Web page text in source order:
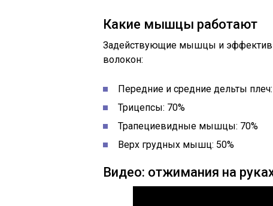
Какие мышцы работают
Задействующие мышцы и
волокон:
Передние и средние дельты
Трицепсы: 70%
Трапециевидные мышцы: 70%
Верх грудных мышц: 50%
Видео: отжимания на